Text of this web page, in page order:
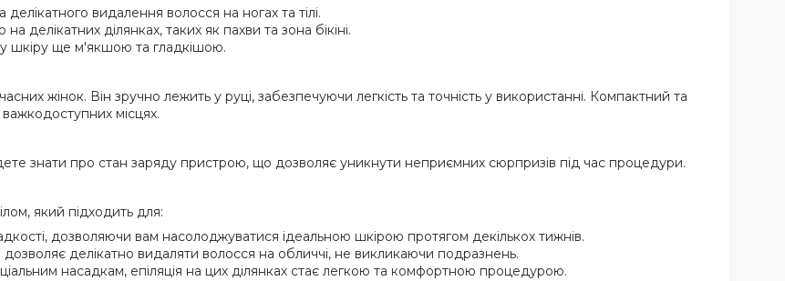
видалення волосся на ногах та тілі.
делікатних ділянках, таких як пахви та зона бікіні.
шкіру ще м'якшою та гладкішою.
жінок. Він зручно лежить у руці, забезпечуючи легкість та точність у використанні. Компактний та
місцях.
знати про стан заряду пристрою, що дозволяє уникнути неприємних сюрпризів під час процедури.
який підходить для:
дозволяючи вам насолоджуватися ідеальною шкірою протягом декількох тижнів.
делікатно видаляти волосся на обличчі, не викликаючи подразнень.
насадкам, епіляція на цих ділянках стає легкою та комфортною процедурою.